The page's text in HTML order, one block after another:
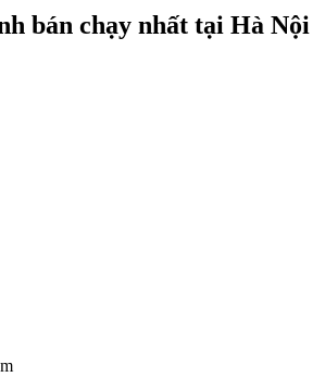
bán chạy nhất tại Hà Nội